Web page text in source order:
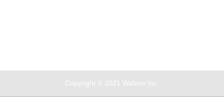
Copyright © 2021 Wabow Inc.